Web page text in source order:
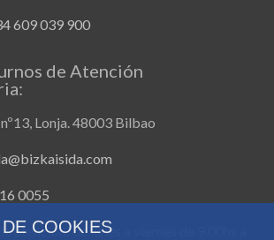
609 039 900
de Atención
Lonja. 48003 Bilbao
0055
atención: de lunes a viernes de 9.00hs a
COOKIES